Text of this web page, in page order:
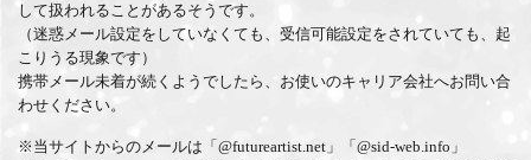
して扱われることがあるそうです。
（迷惑メール設定をしていなくても、受信可能設定をされていても、起
こりうる現象です）
携帯メール未着が続くようでしたら、お使いのキャリア会社へお問い合
わせください。
※当サイトからのメールは「@futureartist.net」「@sid-web.info」